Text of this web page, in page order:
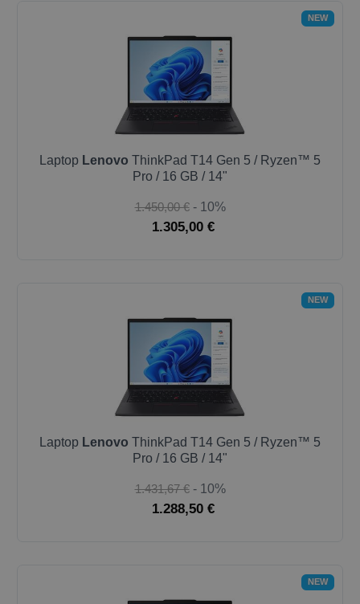
NEW
Laptop Lenovo ThinkPad T14 Gen 5 / Ryzen™ 5
Pro / 16 GB / 14"
1.450,00 € - 10%
1.305,00 €
NEW
Laptop Lenovo ThinkPad T14 Gen 5 / Ryzen™ 5
Pro / 16 GB / 14"
1.431,67 € - 10%
1.288,50 €
NEW